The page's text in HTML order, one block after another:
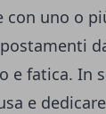
con uno o
fatica. In
e